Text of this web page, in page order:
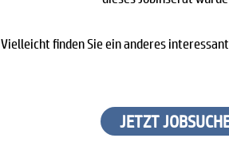
Vielleicht finden Sie ein anderes
JETZT